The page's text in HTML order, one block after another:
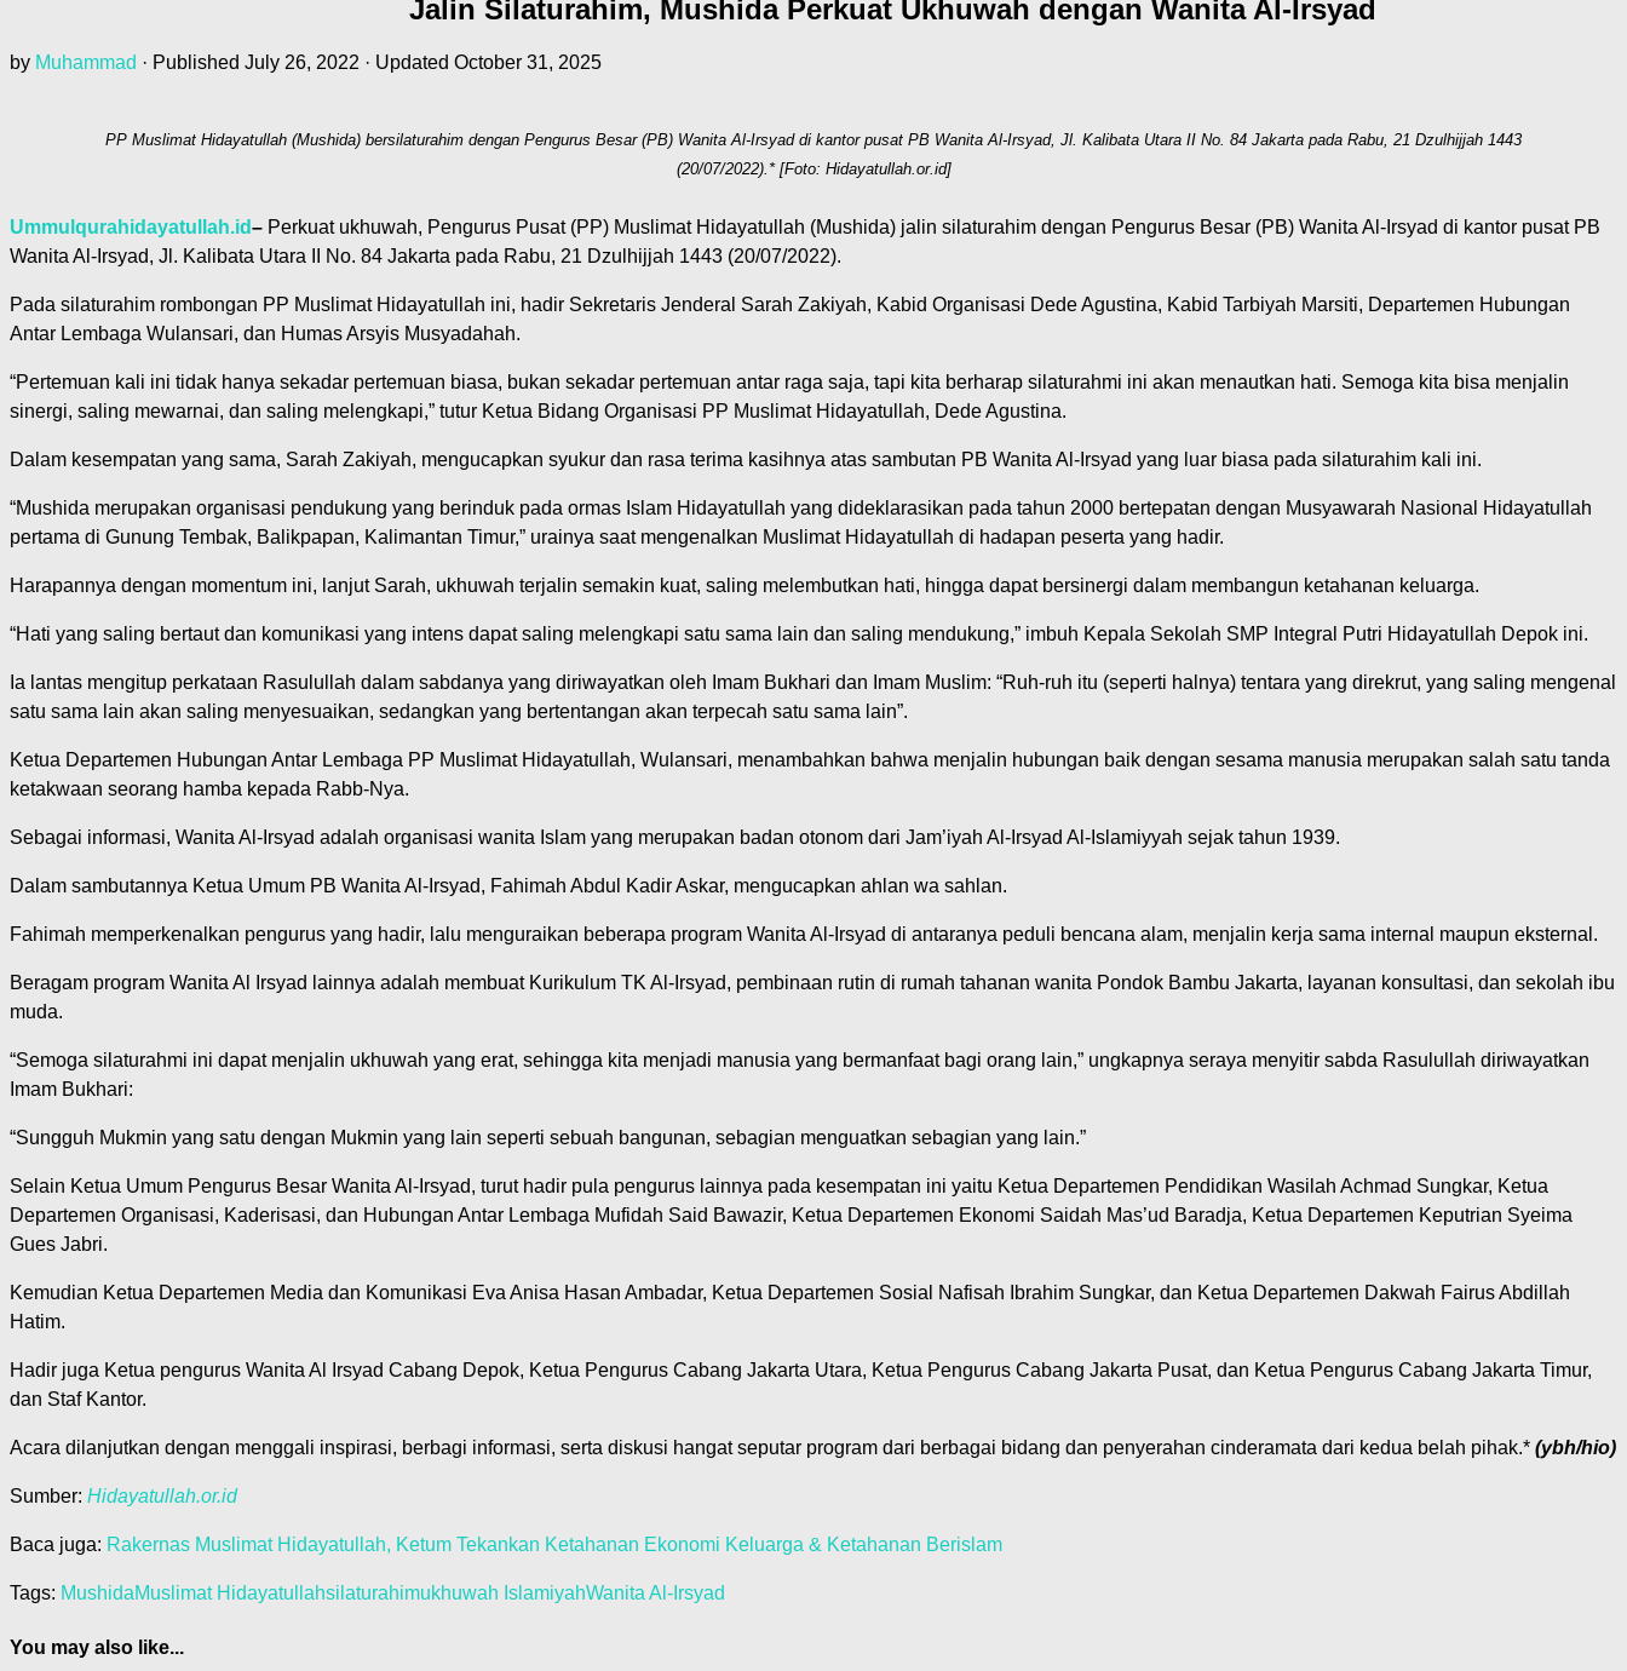
Jalin Silaturahim, Mushida Perkuat Ukhuwah dengan Wanita Al-Irsyad
by Muhammad · Published July 26, 2022 · Updated October 31, 2025
PP Muslimat Hidayatullah (Mushida) bersilaturahim dengan Pengurus Besar (PB) Wanita Al-Irsyad di kantor pusat PB Wanita Al-Irsyad, Jl. Kalibata Utara II No. 84 Jakarta pada Rabu, 21 Dzulhijjah 1443
(20/07/2022).* [Foto: Hidayatullah.or.id]
Ummulqurahidayatullah.id– Perkuat ukhuwah, Pengurus Pusat (PP) Muslimat Hidayatullah (Mushida) jalin silaturahim dengan Pengurus Besar (PB) Wanita Al-Irsyad di kantor pusat PB
Wanita Al-Irsyad, Jl. Kalibata Utara II No. 84 Jakarta pada Rabu, 21 Dzulhijjah 1443 (20/07/2022).
Pada silaturahim rombongan PP Muslimat Hidayatullah ini, hadir Sekretaris Jenderal Sarah Zakiyah, Kabid Organisasi Dede Agustina, Kabid Tarbiyah Marsiti, Departemen Hubungan
Antar Lembaga Wulansari, dan Humas Arsyis Musyadahah.
“Pertemuan kali ini tidak hanya sekadar pertemuan biasa, bukan sekadar pertemuan antar raga saja, tapi kita berharap silaturahmi ini akan menautkan hati. Semoga kita bisa menjalin
sinergi, saling mewarnai, dan saling melengkapi,” tutur Ketua Bidang Organisasi PP Muslimat Hidayatullah, Dede Agustina.
Dalam kesempatan yang sama, Sarah Zakiyah, mengucapkan syukur dan rasa terima kasihnya atas sambutan PB Wanita Al-Irsyad yang luar biasa pada silaturahim kali ini.
“Mushida merupakan organisasi pendukung yang berinduk pada ormas Islam Hidayatullah yang dideklarasikan pada tahun 2000 bertepatan dengan Musyawarah Nasional Hidayatullah
pertama di Gunung Tembak, Balikpapan, Kalimantan Timur,” urainya saat mengenalkan Muslimat Hidayatullah di hadapan peserta yang hadir.
Harapannya dengan momentum ini, lanjut Sarah, ukhuwah terjalin semakin kuat, saling melembutkan hati, hingga dapat bersinergi dalam membangun ketahanan keluarga.
“Hati yang saling bertaut dan komunikasi yang intens dapat saling melengkapi satu sama lain dan saling mendukung,” imbuh Kepala Sekolah SMP Integral Putri Hidayatullah Depok ini.
Ia lantas mengitup perkataan Rasulullah dalam sabdanya yang diriwayatkan oleh Imam Bukhari dan Imam Muslim: “Ruh-ruh itu (seperti halnya) tentara yang direkrut, yang saling mengenal
satu sama lain akan saling menyesuaikan, sedangkan yang bertentangan akan terpecah satu sama lain”.
Ketua Departemen Hubungan Antar Lembaga PP Muslimat Hidayatullah, Wulansari, menambahkan bahwa menjalin hubungan baik dengan sesama manusia merupakan salah satu tanda
ketakwaan seorang hamba kepada Rabb-Nya.
Sebagai informasi, Wanita Al-Irsyad adalah organisasi wanita Islam yang merupakan badan otonom dari Jam’iyah Al-Irsyad Al-Islamiyyah sejak tahun 1939.
Dalam sambutannya Ketua Umum PB Wanita Al-Irsyad, Fahimah Abdul Kadir Askar, mengucapkan ahlan wa sahlan.
Fahimah memperkenalkan pengurus yang hadir, lalu menguraikan beberapa program Wanita Al-Irsyad di antaranya peduli bencana alam, menjalin kerja sama internal maupun eksternal.
Beragam program Wanita Al Irsyad lainnya adalah membuat Kurikulum TK Al-Irsyad, pembinaan rutin di rumah tahanan wanita Pondok Bambu Jakarta, layanan konsultasi, dan sekolah ibu
muda.
“Semoga silaturahmi ini dapat menjalin ukhuwah yang erat, sehingga kita menjadi manusia yang bermanfaat bagi orang lain,” ungkapnya seraya menyitir sabda Rasulullah diriwayatkan
Imam Bukhari:
“Sungguh Mukmin yang satu dengan Mukmin yang lain seperti sebuah bangunan, sebagian menguatkan sebagian yang lain.”
Selain Ketua Umum Pengurus Besar Wanita Al-Irsyad, turut hadir pula pengurus lainnya pada kesempatan ini yaitu Ketua Departemen Pendidikan Wasilah Achmad Sungkar, Ketua
Departemen Organisasi, Kaderisasi, dan Hubungan Antar Lembaga Mufidah Said Bawazir, Ketua Departemen Ekonomi Saidah Mas’ud Baradja, Ketua Departemen Keputrian Syeima
Gues Jabri.
Kemudian Ketua Departemen Media dan Komunikasi Eva Anisa Hasan Ambadar, Ketua Departemen Sosial Nafisah Ibrahim Sungkar, dan Ketua Departemen Dakwah Fairus Abdillah
Hatim.
Hadir juga Ketua pengurus Wanita Al Irsyad Cabang Depok, Ketua Pengurus Cabang Jakarta Utara, Ketua Pengurus Cabang Jakarta Pusat, dan Ketua Pengurus Cabang Jakarta Timur,
dan Staf Kantor.
Acara dilanjutkan dengan menggali inspirasi, berbagi informasi, serta diskusi hangat seputar program dari berbagai bidang dan penyerahan cinderamata dari kedua belah pihak.* (ybh/hio)
Sumber: Hidayatullah.or.id
Baca juga: Rakernas Muslimat Hidayatullah, Ketum Tekankan Ketahanan Ekonomi Keluarga & Ketahanan Berislam
Tags: MushidaMuslimat Hidayatullahsilaturahimukhuwah IslamiyahWanita Al-Irsyad
You may also like...